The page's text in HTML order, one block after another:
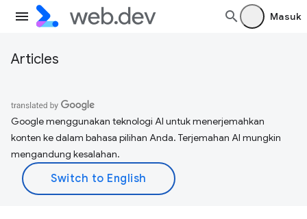
Masuk
Articles
Google menggunakan teknologi AI untuk menerjemahkan
konten ke dalam bahasa pilihan Anda. Terjemahan AI mungkin
mengandung kesalahan.